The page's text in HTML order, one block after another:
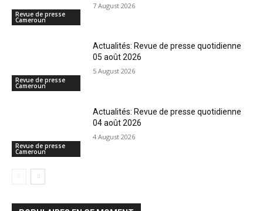
Revue de presse
Cameroun
7 August 2026
Revue de presse
Cameroun
Actualités: Revue de presse quotidienne
05 août 2026
5 August 2026
Revue de presse
Cameroun
Actualités: Revue de presse quotidienne
04 août 2026
4 August 2026